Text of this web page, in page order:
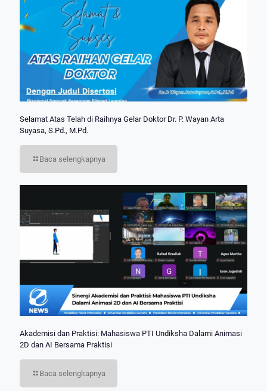
Selamat Atas Telah di Raihnya Gelar Doktor Dr. P. Wayan Arta
Suyasa, S.Pd., M.Pd.
Baca selengkapnya
Akademisi dan Praktisi: Mahasiswa PTI Undiksha Dalami Animasi
2D dan AI Bersama Praktisi
Baca selengkapnya